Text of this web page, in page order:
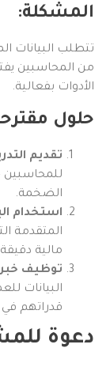
المشكلة:
تتطلب البيانات
من المحاسبين
الأدوات بفعالية.
حلول
تقديم
للمحاسبين
الضخمة.
استخدام
المتقدمة
مالية
توظيف
البيانات
قدراتهم في
دعوة